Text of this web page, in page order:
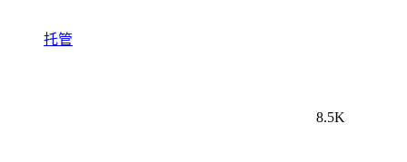
托管
8.5K